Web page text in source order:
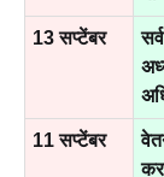
13 सप्टेंबर
11 सप्टेंबर